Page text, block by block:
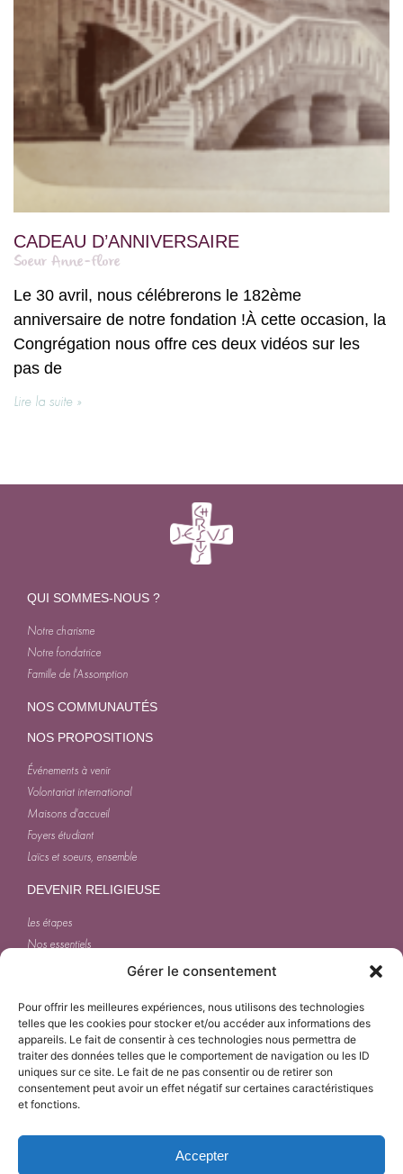
Gérer le consentement
Pour offrir les meilleures expériences, nous utilisons des technologies
telles que les cookies pour stocker et/ou accéder aux informations des
appareils. Le fait de consentir à ces technologies nous permettra de
traiter des données telles que le comportement de navigation ou les ID
uniques sur ce site. Le fait de ne pas consentir ou de retirer son
consentement peut avoir un effet négatif sur certaines caractéristiques
et fonctions.
Accepter
CADEAU D’ANNIVERSAIRE
Soeur Anne-Flore
Le 30 avril, nous célébrerons le 182ème
anniversaire de notre fondation !À cette occasion, la
Congrégation nous offre ces deux vidéos sur les
pas de
Lire la suite »
QUI SOMMES-NOUS ?
Notre charisme
Notre fondatrice
Famille de l'Assomption
NOS COMMUNAUTÉS
NOS PROPOSITIONS
Événements à venir
Volontariat international
Maisons d'accueil
Foyers étudiant
Laïcs et soeurs, ensemble
DEVENIR RELIGIEUSE
Les étapes
Nos essentiels